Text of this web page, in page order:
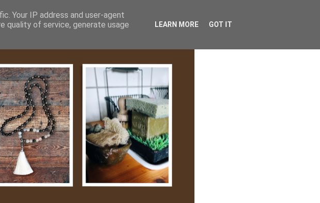
Your IP address and user-agent
quality of service, generate usage
LEARN MORE GOT IT